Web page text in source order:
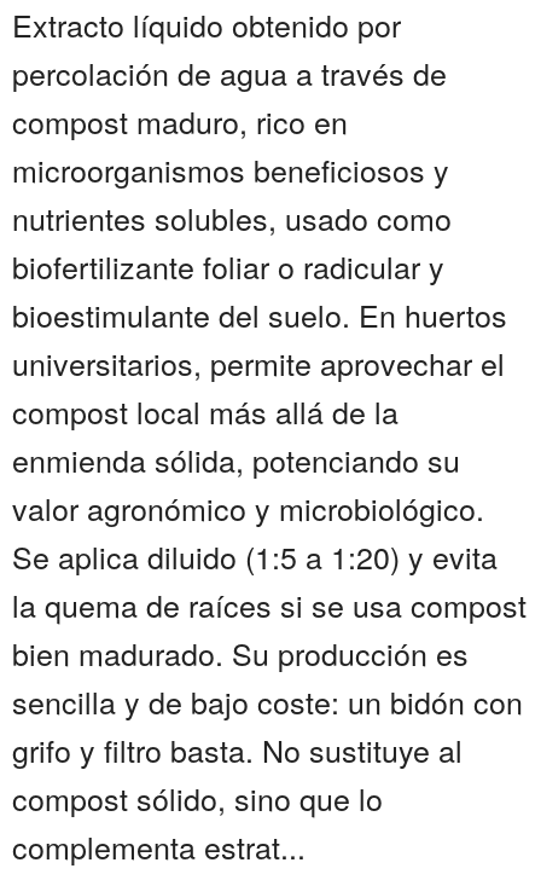
Extracto líquido obtenido por
percolación de agua a través de
compost maduro, rico en
microorganismos beneficiosos y
nutrientes solubles, usado como
biofertilizante foliar o radicular y
bioestimulante del suelo. En huertos
universitarios, permite aprovechar el
compost local más allá de la
enmienda sólida, potenciando su
valor agronómico y microbiológico.
Se aplica diluido (1:5 a 1:20) y evita
la quema de raíces si se usa compost
bien madurado. Su producción es
sencilla y de bajo coste: un bidón con
grifo y filtro basta. No sustituye al
compost sólido, sino que lo
complementa estrat...